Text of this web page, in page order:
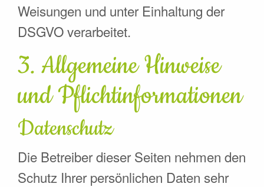
Weisungen und unter Einhaltung der
DSGVO verarbeitet.
3. Allgemeine Hinweise
und Pflicht­informationen
Datenschutz
Die Betreiber dieser Seiten nehmen den
Schutz Ihrer persönlichen Daten sehr